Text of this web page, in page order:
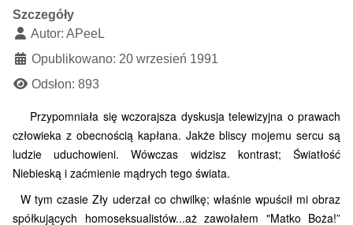
Szczegóły
Autor: APeeL
Opublikowano: 20 wrzesień 1991
Odsłon: 893
Przypomniała się wczorajsza dyskusja telewizyjna o prawach
człowieka z obecnością kapłana. Jakże bliscy mojemu sercu są
ludzie uduchowieni. Wówczas widzisz kontrast; Światłość
Niebieską i zaćmienie mądrych tego świata.
W tym czasie Zły uderzał co chwilkę; właśnie wpuścił mi obraz
spółkujących homoseksualistów...aż zawołałem "Matko Boża!”